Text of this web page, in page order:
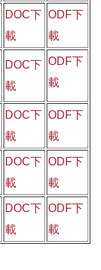
DOC下
載
ODF下
載
DOC下
載
ODF下
載
DOC下
載
ODF下
載
DOC下
載
ODF下
載
DOC下
載
ODF下
載